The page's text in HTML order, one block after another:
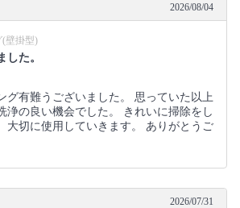
2026/08/04
(壁掛型)
した。
グ有難うございました。 思っていた以上
浄の良い機会でした。 きれいに掃除をし
大切に使用していきます。 ありがとうご
2026/07/31